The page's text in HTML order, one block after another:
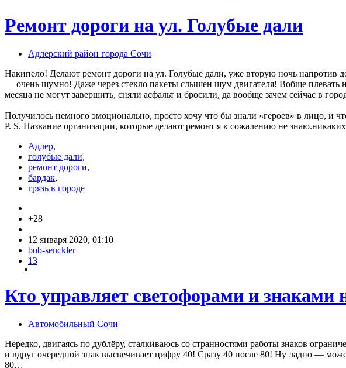
Ремонт дороги на ул. Голубые дали
Адлерский район города Сочи
Накипело! Делают ремонт дороги на ул. Голубые дали, уже вторую ночь напротив
— очень шумно! Даже через стекло пакеты слышен шум двигателя! Вобще плевать
месяца не могут завершить, сняли асфальт и бросили, да вообще зачем сейчас в
Получилось немного эмоционально, просто хочу что бы знали «героев» в лицо, и
P. S. Название организации, которые делают ремонт я к сожалению не
Адлер,
голубые дали,
ремонт дороги,
бардак,
грязь в городе
+28
12 января 2020, 01:10
bob-senckler
13
Кто управляет светофорами и знаками
Автомобильный Сочи
Нередко, двигаясь по дублёру, сталкиваюсь со странностями работы знаков
и вдруг очередной знак высвечивает цифру 40! Сразу 40 после 80! Ну ладно —
80…